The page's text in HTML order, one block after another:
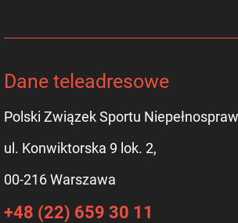
Dane teleadresowe
Polski Związek Sportu
ul. Konwiktorska 9 lok. 2,
00-216 Warszawa
+48 (22) 659 30 11